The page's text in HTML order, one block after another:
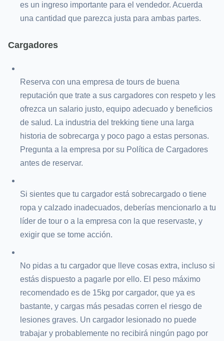
es un ingreso importante para el vendedor. Acuerda
una cantidad que parezca justa para ambas partes.
Cargadores
Reserva con una empresa de tours de buena
reputación que trate a sus cargadores con respeto y les
ofrezca un salario justo, equipo adecuado y beneficios
de salud. La industria del trekking tiene una larga
historia de sobrecarga y poco pago a estas personas.
Pregunta a la empresa por su Política de Cargadores
antes de reservar.
Si sientes que tu cargador está sobrecargado o tiene
ropa y calzado inadecuados, deberías mencionarlo a tu
líder de tour o a la empresa con la que reservaste, y
exigir que se tome acción.
No pidas a tu cargador que lleve cosas extra, incluso si
estás dispuesto a pagarle por ello. El peso máximo
recomendado es de 15kg por cargador, que ya es
bastante, y cargas más pesadas corren el riesgo de
lesiones graves. Un cargador lesionado no puede
trabajar y probablemente no recibirá ningún pago por